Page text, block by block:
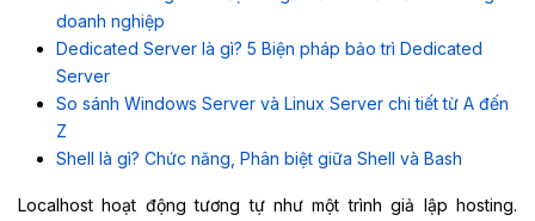
doanh nghiệp
Dedicated Server là gì? 5 Biện pháp bảo trì Dedicated
Server
So sánh Windows Server và Linux Server chi tiết từ A đến
Z
Shell là gì? Chức năng, Phân biệt giữa Shell và Bash
Localhost hoạt động tương tự như một trình giả lập hosting.